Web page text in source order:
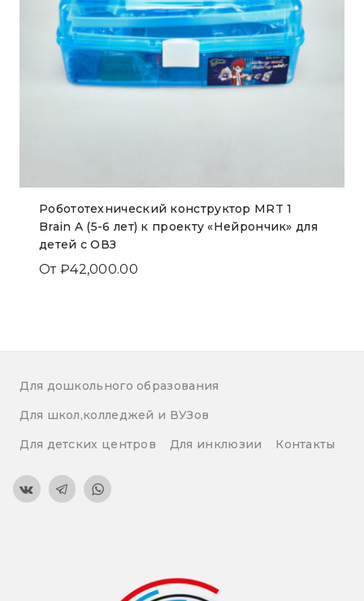
Робототехнический конструктор MRT 1
Brain A (5-6 лет) к проекту «Нейрончик» для
детей с ОВЗ
От ₽42,000.00
Для дошкольного образования
Для школ,колледжей и ВУЗов
Для детских центров
Для инклюзии Контакты